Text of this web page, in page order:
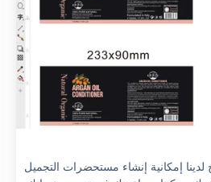
لدينا إمكانية إنشاء مستحضرات التجميل